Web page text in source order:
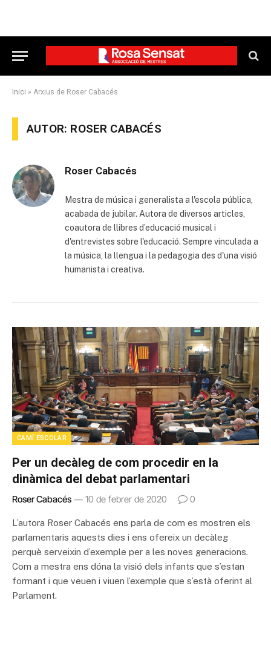
Inici » Arxius de Roser Cabacés
AUTOR: ROSER CABACÉS
Roser Cabacés
Mestra de música i generalista a l'escola pública,
acabada de jubilar. Autora de diversos articles,
coautora de llibres d’educació musical i
d'entrevistes sobre l'educació. Sempre vinculada a
la música, la llengua i la pedagogia des d'una visió
humanista i creativa.
CAMÍ ESCOLAR
Per un decàleg de com procedir en la
dinàmica del debat parlamentari
Roser Cabacés 10 de febrer de 2020 0
L’autora Roser Cabacés ens parla de com es mostren els
parlamentaris aquests dies i ens ofereix un decàleg
perquè serveixin d’exemple per a les noves generacions.
Com a mestra ens dóna la visió dels infants que s’estan
formant i que veuen i viuen l’exemple que s’està oferint al
Parlament.